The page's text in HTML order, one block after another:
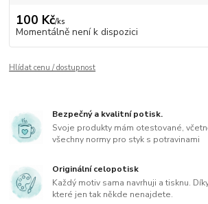
100 Kč/ks
Momentálně není k dispozici
Hlídat cenu / dostupnost
Bezpečný a kvalitní potisk.
Svoje produkty mám otestované,
všechny normy pro styk s potravinami
Originální celopotisk
Každý motiv sama navrhuji a tisknu.
které jen tak někde nenajdete.